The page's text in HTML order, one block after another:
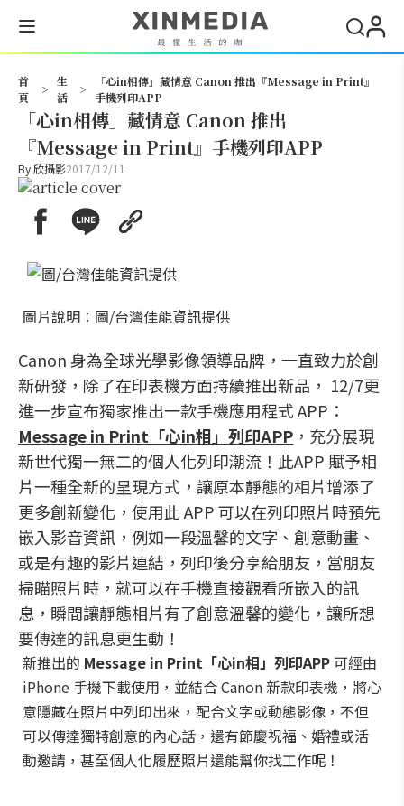
首
頁
>
生
活
>
「心in相傳」藏情意 Canon 推出『Message in Print』
手機列印APP
「心in相傳」藏情意 Canon 推出
『Message in Print』手機列印APP
By欣攝影2017/12/11
圖片說明：圖/台灣佳能資訊提供
Canon 身為全球光學影像領導品牌，一直致力於創
新研發，除了在印表機方面持續推出新品， 12/7更
進一步宣布獨家推出一款手機應用程式 APP：
Message in Print 「心in相」列印APP ，充分展現
新世代獨一無二的個人化列印潮流！此APP 賦予相
片一種全新的呈現方式，讓原本靜態的相片增添了
更多創新變化，使用此 APP 可以在列印照片時預先
嵌入影音資訊，例如一段溫馨的文字、創意動畫、
或是有趣的影片連結，列印後分享給朋友，當朋友
掃瞄照片時，就可以在手機直接觀看所嵌入的訊
息，瞬間讓靜態相片有了創意溫馨的變化，讓所想
要傳達的訊息更生動！
新推出的 Message in Print 「心in相」列印APP 可經由
iPhone 手機下載使用，並結合 Canon 新款印表機，將心
意隱藏在照片中列印出來，配合文字或動態影像，不但
可以傳達獨特創意的內心話，還有節慶祝福、婚禮或活
動邀請，甚至個人化履歷照片還能幫你找工作呢！